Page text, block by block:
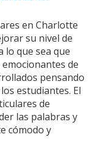
en Charlotte
su nivel de
lo que sea que
de
pensando
estudiantes. El
de
las palabras y
cómodo y